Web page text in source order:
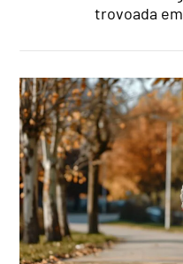
trovoada